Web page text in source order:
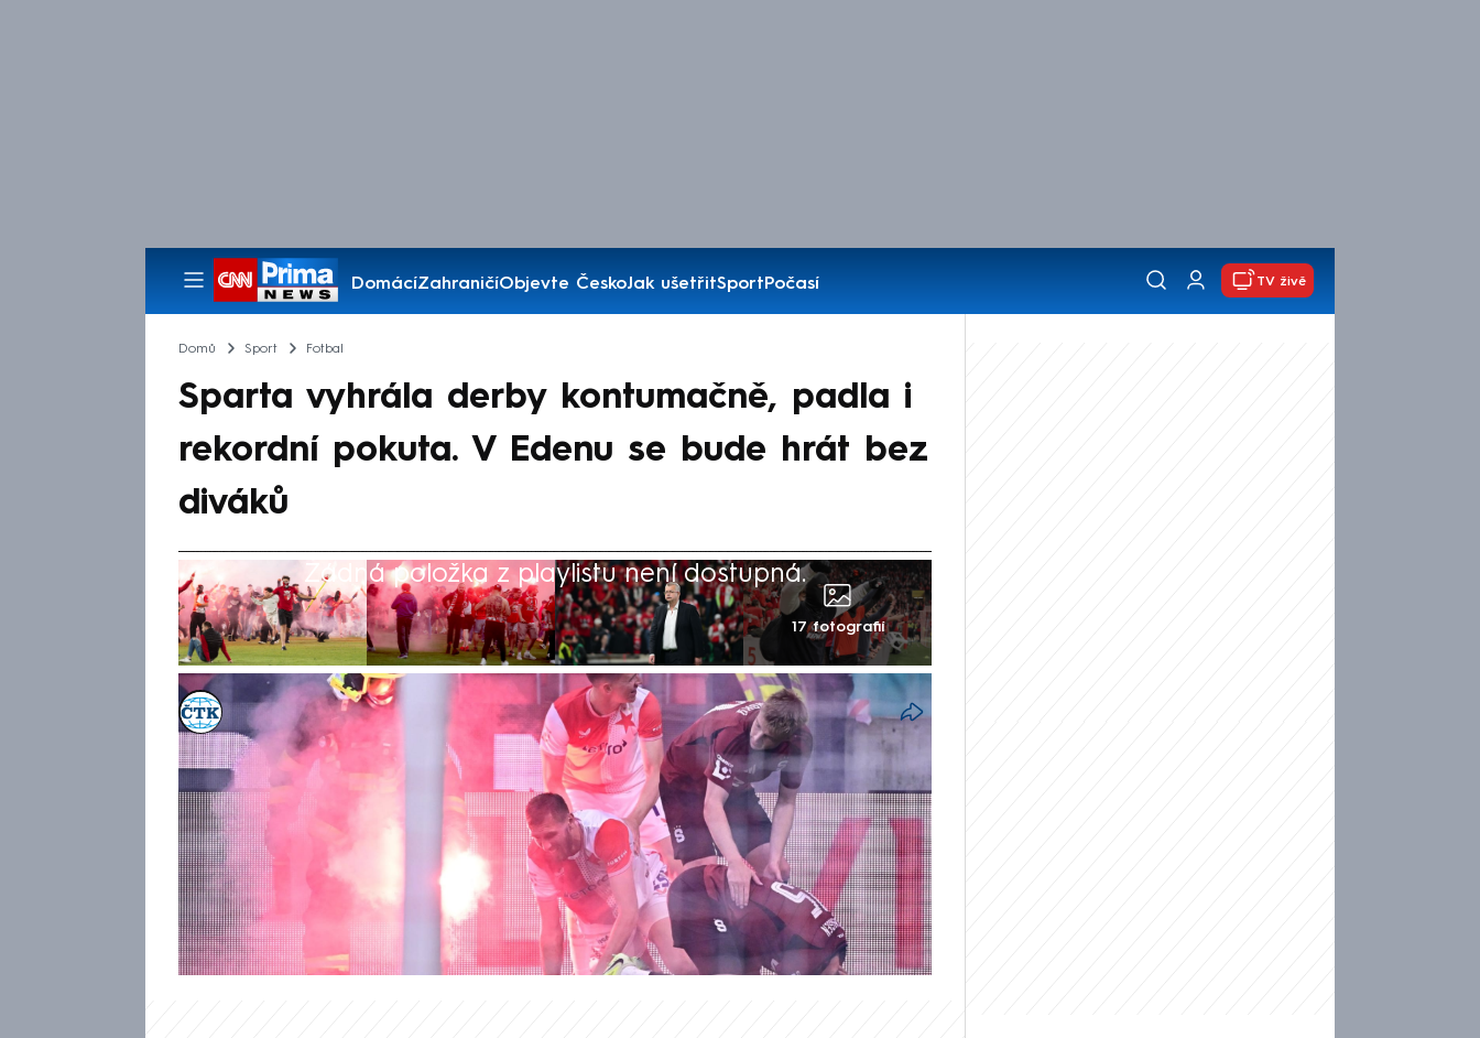
DomácíZahraničíObjevte ČeskoJak ušetřitSportPočasí
Pořady
TV živě
Domů Sport Fotbal
Sparta vyhrála derby kontumačně, padla i
rekordní pokuta. V Edenu se bude hrát bez
diváků
Žádná položka z playlistu není dostupná.
17 fotografií
ČTK
12. kvě 2026, 13:59
Disciplinární komise Ligové fotbalové asociace zkontumovala ve
prospěch Sparty sobotní pražské derby na Slavii, které bylo v závěru
za stavu 3:2 předčasně ukončeno poté, co domácí fanoušci vtrhli na
trávník a napadli několik hostujících hráčů. Vršovický klub zároveň
dostal nejvyšší možnou pokutu deset milionů korun a nejbližší čtyři
domácí soutěžní zápasy musí odehrát bez diváků. Komise tresty
vynesla na úterním mimořádném zasedání v Praze.